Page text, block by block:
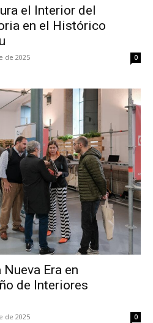
el Interior del
en el Histórico
de 2025 0
Era en
de Interiores
de 2025 0